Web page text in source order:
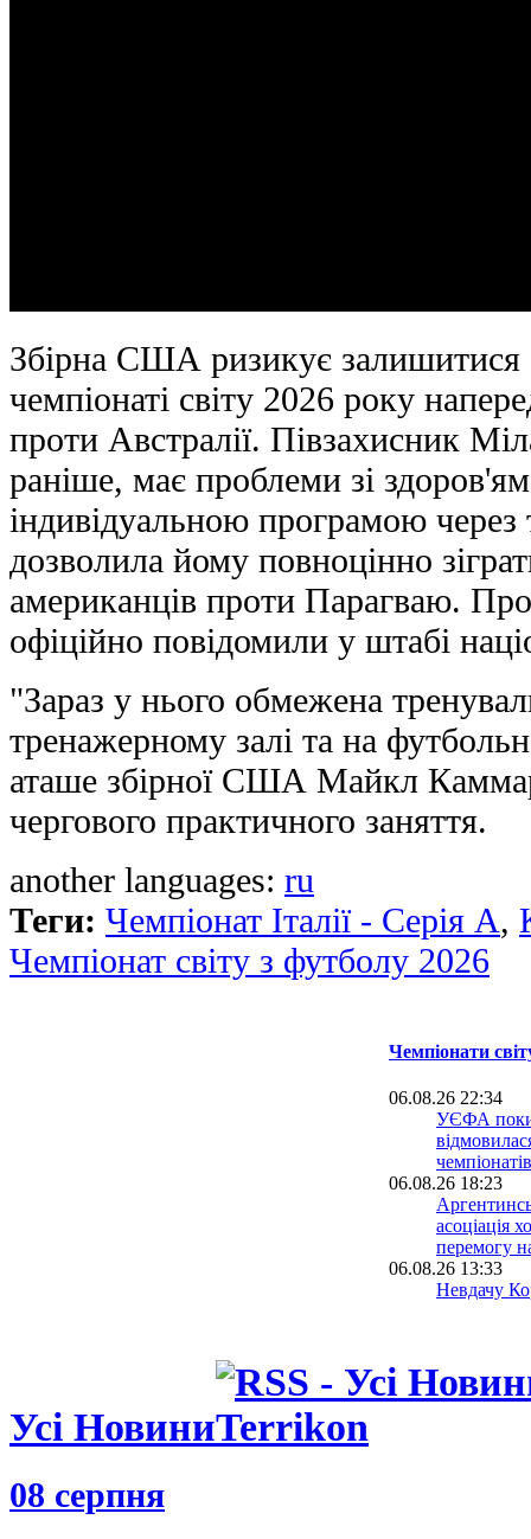
Збірна США ризикує залишитися
чемпіонаті світу 2026 року
проти Австралії. Півзахисник
раніше, має проблеми зі
індивідуальною програмою
дозволила йому повноцінно
американців проти Парагваю.
офіційно повідомили у штабі
"Зараз у нього обмежена
тренажерному залі та на
аташе збірної США Майкл
чергового практичного заняття.
another languages: ru
Теги: Чемпіонат Італії - Серія А,
Чемпіонат світу з футболу 2026
Чемпіонати
06.08.26 22:34
УЄФА
06.08.26 18:23
асоціація
перемогу
06.08.26 13:33
Невдачу
Іспанія
проводити
Усі Новини
08 серпня